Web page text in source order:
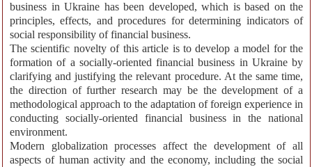
business in Ukraine has been developed, which is based on the
principles, effects, and procedures for determining indicators of
social responsibility of financial business.
The scientific novelty of this article is to develop a model for the
formation of a socially-oriented financial business in Ukraine by
clarifying and justifying the relevant procedure. At the same time,
the direction of further research may be the development of a
methodological approach to the adaptation of foreign experience in
conducting socially-oriented financial business in the national
environment.
Modern globalization processes affect the development of all
aspects of human activity and the economy, including the social